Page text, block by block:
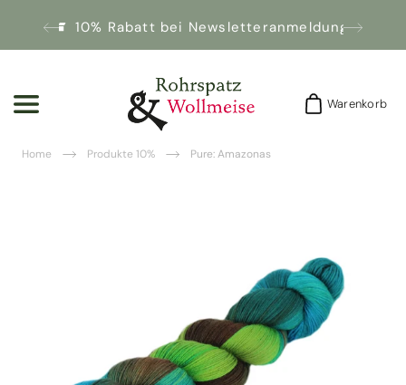
10% Rabatt bei Newsletteranmeldung!
Warenkorb
Warenkorb
Home Produkte 10% Pure: Amazonas